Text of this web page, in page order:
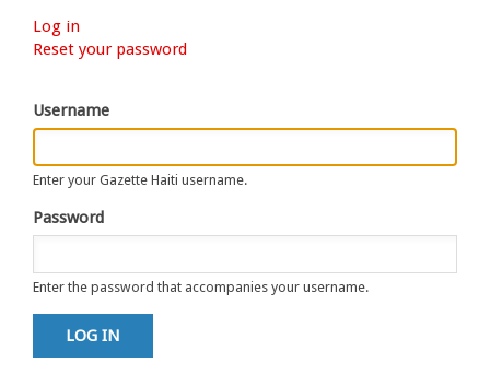
Primary
Log in
tab)
Reset your password
Username
Enter your Gazette Haiti username.
Password
Enter the password that accompanies your username.